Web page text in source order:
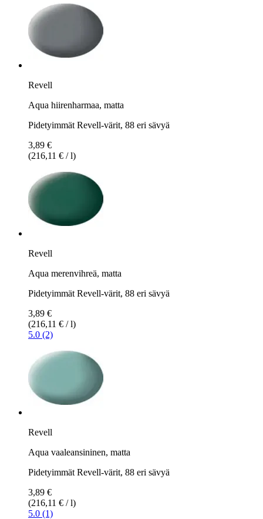
Revell
Aqua hiirenharmaa, matta
Pidetyimmät Revell-värit, 88 eri sävyä
3,89 €
(216,11 € / l)
Revell
Aqua merenvihreä, matta
Pidetyimmät Revell-värit, 88 eri sävyä
3,89 €
(216,11 € / l)
5.0 (2)
Revell
Aqua vaaleansininen, matta
Pidetyimmät Revell-värit, 88 eri sävyä
3,89 €
(216,11 € / l)
5.0 (1)